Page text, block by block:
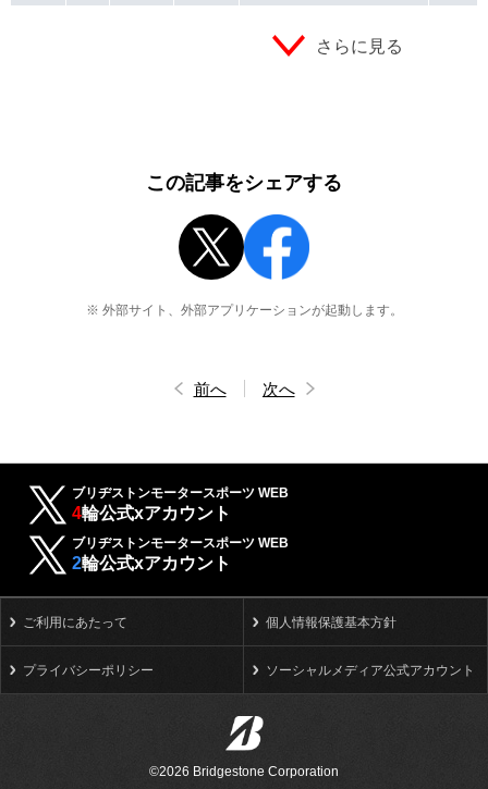
さらに見る
この記事をシェアする
※ 外部サイト、外部アプリケーションが起動します。
前へ 次へ
ブリヂストンモータースポーツ WEB
4輪公式xアカウント
ブリヂストンモータースポーツ WEB
2輪公式xアカウント
ご利用にあたって 個人情報保護基本方針
プライバシーポリシー ソーシャルメディア公式アカウント
©2026 Bridgestone Corporation